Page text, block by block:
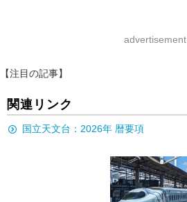
advertisement
【注目の記事】
関連リンク
国立天文台：2026年 暦要項